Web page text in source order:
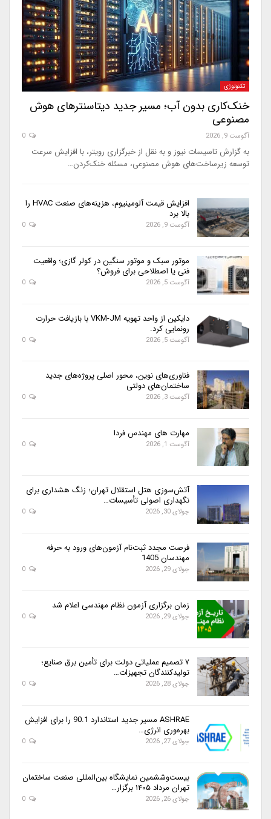
تکنولوژی
خنک‌کاری بدون آب؛ مسیر جدید دیتاسنترهای هوش
مصنوعی
آگوست 9, 2026
به گزارش تاسیسات نیوز و به نقل از خبرگزاری رویتر، با افزایش سرعت
توسعه زیرساخت‌های هوش مصنوعی، مسئله خنک‌کردن…
افزایش قیمت آلومینیوم، هزینه‌های صنعت HVAC را
بالا برد
آگوست 9, 2026
موتور سبک و موتور سنگین در کولر گازی؛ واقعیت
فنی یا اصطلاحی برای فروش؟
آگوست 5, 2026
دایکین از واحد تهویه VKM-JM با بازیافت حرارت
رونمایی کرد.
آگوست 5, 2026
فناوری‌های نوین، محور اصلی پروژه‌های جدید
ساختمان‌های دولتی
آگوست 3, 2026
مهارت های مهندس فردا
آگوست 1, 2026
آتش‌سوزی هتل استقلال تهران؛ زنگ هشداری برای
نگهداری اصولی تأسیسات…
جولای 30, 2026
فرصت مجدد ثبت‌نام آزمون‌های ورود به حرفه
مهندسان 1405
جولای 29, 2026
زمان برگزاری آزمون نظام مهندسی اعلام شد
جولای 29, 2026
۷ تصمیم عملیاتی دولت برای تأمین برق صنایع؛
تولیدکنندگان تجهیزات…
جولای 28, 2026
ASHRAE مسیر جدید استاندارد 90.1 را برای افزایش
بهره‌وری انرژی…
جولای 27, 2026
بیست‌وششمین نمایشگاه بین‌المللی صنعت ساختمان
تهران مرداد ۱۴۰۵ برگزار…
جولای 26, 2026